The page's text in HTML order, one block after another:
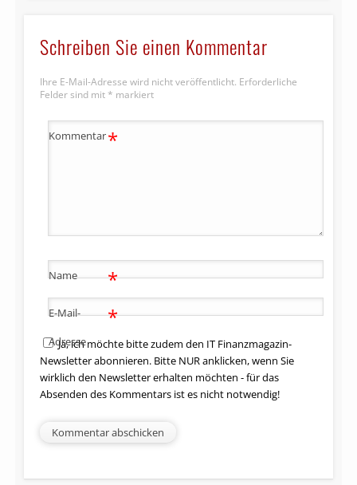
Schreiben Sie einen Kommentar
Ihre E-Mail-Adresse wird nicht veröffentlicht. Erforderliche
Felder sind mit * markiert
Kommentar*
Name *
E-Mail-
Adresse
*
Ja, ich möchte bitte zudem den IT Finanzmagazin-
Newsletter abonnieren. Bitte NUR anklicken, wenn Sie
wirklich den Newsletter erhalten möchten - für das
Absenden des Kommentars ist es nicht notwendig!